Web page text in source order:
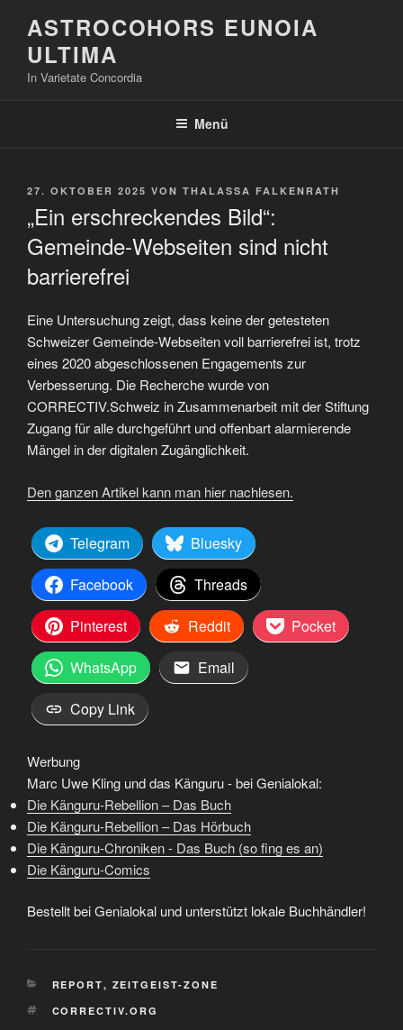
Inhalt
springen
ASTROCOHORS EUNOIA
ULTIMA
In Varietate Concordia
Menü
VERÖFFENTLICHT
27. OKTOBER 2025 VON THALASSA FALKENRATH
„Ein erschreckendes Bild“:
Gemeinde-Webseiten sind nicht
barrierefrei
Eine Untersuchung zeigt, dass keine der getesteten
Schweizer Gemeinde-Webseiten voll barrierefrei ist, trotz
eines 2020 abgeschlossenen Engagements zur
Verbesserung. Die Recherche wurde von
CORRECTIV.Schweiz in Zusammenarbeit mit der Stiftung
Zugang für alle durchgeführt und offenbart alarmierende
Mängel in der digitalen Zugänglichkeit.
Den ganzen Artikel kann man hier nachlesen.
Telegram
Bluesky
Facebook
Threads
Pinterest
Reddit
Pocket
WhatsApp
Email
Copy Link
Werbung
Marc Uwe Kling und das Känguru - bei Genialokal:
Die Känguru-Rebellion – Das Buch
Die Känguru-Rebellion – Das Hörbuch
Die Känguru-Chroniken - Das Buch (so fing es an)
Die Känguru-Comics
Bestellt bei Genialokal und unterstützt lokale Buchhändler!
KATEGORIEN
REPORT, ZEITGEIST-ZONE
SCHLAGWÖRTER
CORRECTIV.ORG